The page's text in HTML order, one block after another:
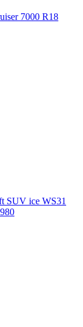
7000 R18
SUV ice WS31